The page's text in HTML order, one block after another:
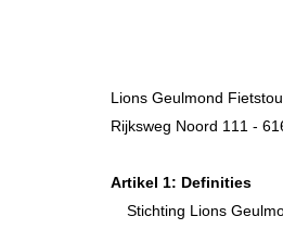
Lions Geulmond
Rijksweg Noord 111 -
Artikel 1: Definities
Stichting Lions